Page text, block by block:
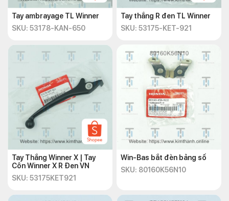
Tay ambrayage TL Winner
SKU: 53178-KAN-650
Tay thắng R đen TL Winner
SKU: 53175-KET-921
Tay Thắng Winner X | Tay
Côn Winner X R Đen VN
SKU: 53175KET921
Win-Bas bắt đèn bảng số
SKU: 80160K56N10